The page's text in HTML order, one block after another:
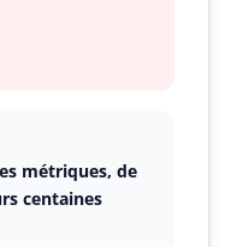
métriques, de
centaines